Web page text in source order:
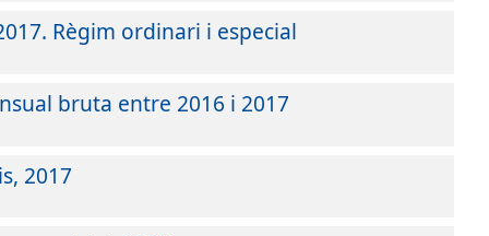
Règim ordinari i especial
bruta entre 2016 i 2017
2017